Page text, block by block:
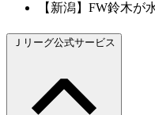
【新潟】FW鈴木が
Ｊリーグ公式サービス